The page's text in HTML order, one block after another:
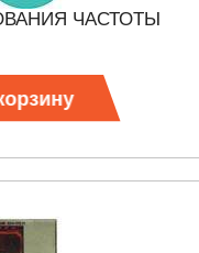
ЧАСТОТЫ